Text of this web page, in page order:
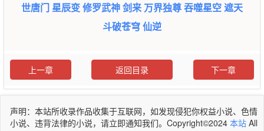
世唐门星辰变修罗武神剑来 万界独尊吞噬星空遮天
斗破苍穹仙逆
上一章 返回目录 下一章
声明：本站所收录作品收集于互联网，如发现侵犯你权益小说、色情
小说、违背法律的小说，请立即通知我们。Copyright©2024 本站 All